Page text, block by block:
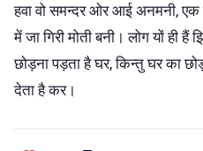
हवा वो समन्दर ओर आई अनमनी, एक
में जा गिरी मोती बनी। लोग यों
छोड़ना पड़ता है घर, किन्तु घर का
देता है कर।